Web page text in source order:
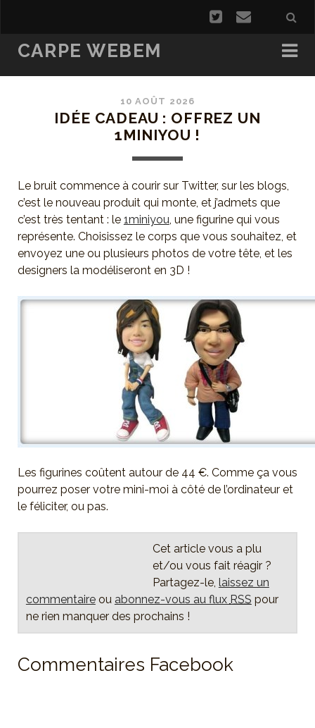
CARPE WEBEM
10 AOÛT 2026
IDÉE CADEAU : OFFREZ UN
1MINIYOU !
Le bruit commence à courir sur Twitter, sur les blogs,
c’est le nouveau produit qui monte, et j’admets que
c’est très tentant : le 1miniyou, une figurine qui vous
représente. Choisissez le corps que vous souhaitez, et
envoyez une ou plusieurs photos de votre tête, et les
designers la modéliseront en 3D !
Les figurines coûtent autour de 44 €. Comme ça vous
pourrez poser votre mini-moi à côté de l’ordinateur et
le féliciter, ou pas.
Cet article vous a plu
et/ou vous fait réagir ?
Partagez-le, laissez un
commentaireou abonnez-vous au flux RSS pour
ne rien manquer des prochains !
Commentaires Facebook